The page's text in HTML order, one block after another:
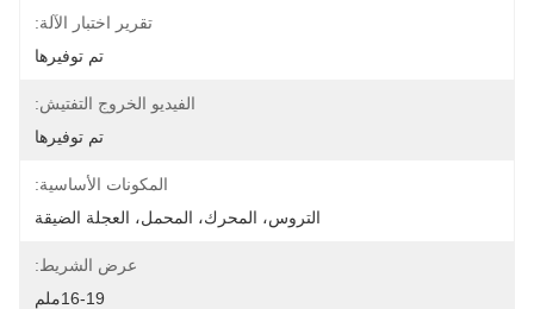
تقرير اختبار الآلة:
تم توفيرها
الفيديو الخروج التفتيش:
تم توفيرها
المكونات الأساسية:
التروس، المحرك، المحمل، العجلة الضيقة
عرض الشريط:
16-19ملم